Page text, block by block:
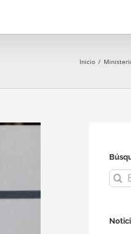
Inicio /